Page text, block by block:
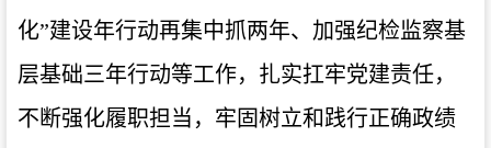
化”建设年行动再集中抓两年、加强纪检监察基
层基础三年行动等工作，扎实扛牢党建责任，
不断强化履职担当，牢固树立和践行正确政绩